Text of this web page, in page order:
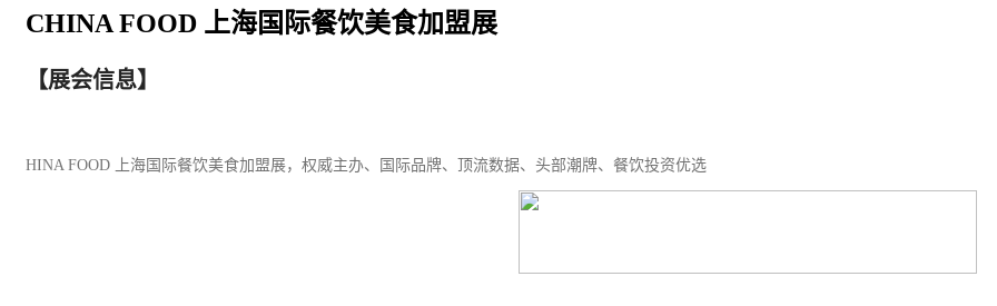
CHINA FOOD 上海国际餐饮美食加盟展
【展会信息】
HINA FOOD 上海国际餐饮美食加盟展，权威主办、国际品牌、顶流数据、头部潮牌、餐饮投资优选